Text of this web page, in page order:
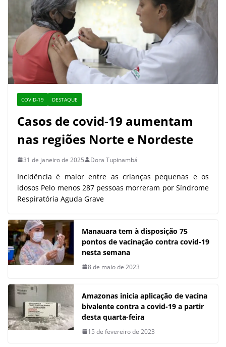
COVID-19 DESTAQUE
Casos de covid-19 aumentam
nas regiões Norte e Nordeste
31 de janeiro de 2025 Dora Tupinambá
Incidência é maior entre as crianças pequenas e os
idosos Pelo menos 287 pessoas morreram por Síndrome
Respiratória Aguda Grave
Manauara tem à disposição 75
pontos de vacinação contra covid-19
nesta semana
8 de maio de 2023
Amazonas inicia aplicação de vacina
bivalente contra a covid-19 a partir
desta quarta-feira
15 de fevereiro de 2023